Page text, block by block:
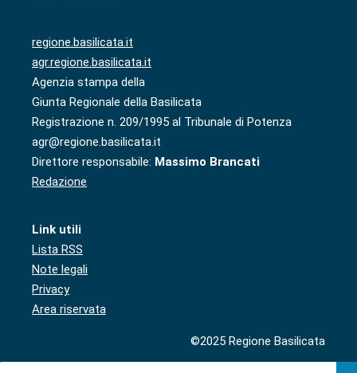
regione.basilicata.it
agr.regione.basilicata.it
Agenzia stampa della
Giunta Regionale della Basilicata
Registrazione n. 209/1995 al Tribunale di Potenza
agr@regione.basilicata.it
Direttore responsabile: Massimo Brancati
Redazione
Link utili
Lista RSS
Note legali
Privacy
Area riservata
©2025 Regione Basilicata